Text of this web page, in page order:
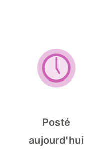
Posté
aujourd'hui